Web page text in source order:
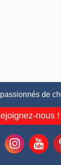
de
nous !